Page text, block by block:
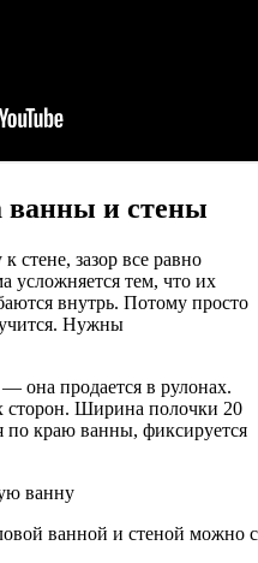
ванны и стены
стене, зазор все равно
усложняется тем, что их
внутрь. Потому просто
Нужны
она продается в рулонах.
сторон. Ширина полочки 20
по краю ванны, фиксируется
ванной и стеной можно